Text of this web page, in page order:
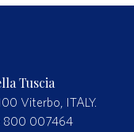
Tuscia
Viterbo, ITALY.
800 007464